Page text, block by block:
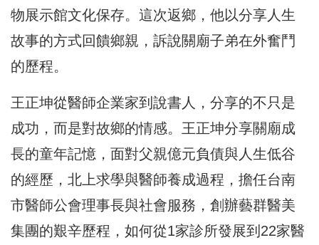
物展示館文化保存。這次返鄉，他以分享人生
故事的方式回饋鄉親，訴說關廟子弟在外奮鬥
的歷程。
王正坤從醫師企業家到說書人，分享的不只是
成功，而是對故鄉的情感。王正坤分享關廟成
長的童年記憶，面對父親億元負債與人生低谷
的經歷，北上求學與醫師養成過程，擔任台南
市醫師公會理事長與社會服務，創辦藝群醫美
集團的艱辛歷程，如何從1家診所發展到22家醫